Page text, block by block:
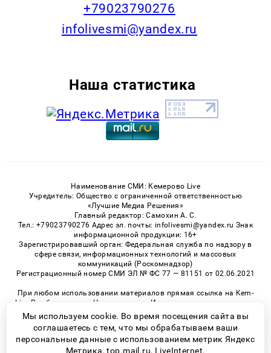
+79023790276
infolivesmi@yandex.ru
Наша статистика
Наименование СМИ: Кемерово Live
Учредитель: Общество с ограниченной ответственностью
«Лучшие Медиа Решения»
Главный редактор: Самохин А. С.
Тел.: +79023790276 Адрес эл. почты: infolivesmi@yandex.ru Знак
информационной продукции: 16+
Зарегистрировавший орган: Федеральная служба по надзору в
сфере связи, информационных технологий и массовых
коммуникаций (Роскомнадзор)
Регистрационный номер СМИ ЭЛ № ФС 77 — 81151 от 02.06.2021
При любом использовании материалов прямая ссылка на Kem-
Live.Ru обязательна. Цитирование в Интернете возможно только
при наличии письменного разрешения.
Мы используем cookie. Во время посещения сайта вы
соглашаетесь с тем, что мы обрабатываем ваши
персональные данные с использованием метрик Яндекс
Метрика, top.mail.ru, LiveInternet.